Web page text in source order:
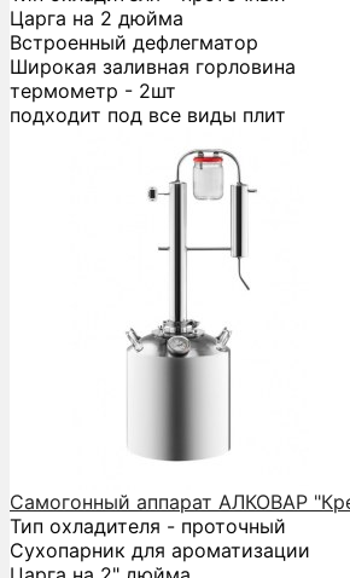
Царга на 2 дюйма
Встроенный дефлегматор
Широкая заливная горловина
термометр - 2шт
подходит под все виды плит
Самогонный аппарат АЛКОВАР
Тип охладителя - проточный
Сухопарник для ароматизации